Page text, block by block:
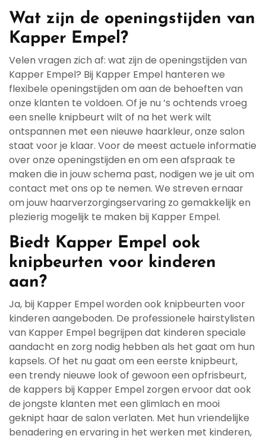
Wat zijn de openingstijden van
Kapper Empel?
Velen vragen zich af: wat zijn de openingstijden van
Kapper Empel? Bij Kapper Empel hanteren we
flexibele openingstijden om aan de behoeften van
onze klanten te voldoen. Of je nu ’s ochtends vroeg
een snelle knipbeurt wilt of na het werk wilt
ontspannen met een nieuwe haarkleur, onze salon
staat voor je klaar. Voor de meest actuele informatie
over onze openingstijden en om een afspraak te
maken die in jouw schema past, nodigen we je uit om
contact met ons op te nemen. We streven ernaar
om jouw haarverzorgingservaring zo gemakkelijk en
plezierig mogelijk te maken bij Kapper Empel.
Biedt Kapper Empel ook
knipbeurten voor kinderen
aan?
Ja, bij Kapper Empel worden ook knipbeurten voor
kinderen aangeboden. De professionele hairstylisten
van Kapper Empel begrijpen dat kinderen speciale
aandacht en zorg nodig hebben als het gaat om hun
kapsels. Of het nu gaat om een eerste knipbeurt,
een trendy nieuwe look of gewoon een opfrisbeurt,
de kappers bij Kapper Empel zorgen ervoor dat ook
de jongste klanten met een glimlach en mooi
geknipt haar de salon verlaten. Met hun vriendelijke
benadering en ervaring in het werken met kinderen,